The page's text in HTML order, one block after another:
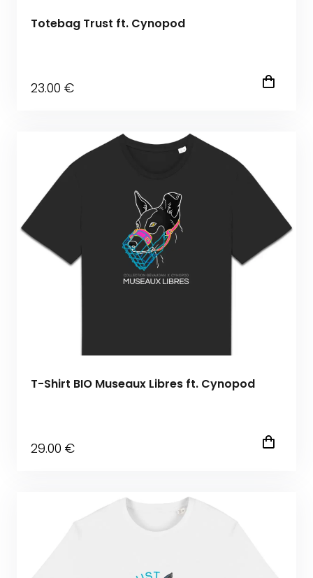
Totebag Trust ft. Cynopod
23.00 €
T-Shirt BIO Museaux Libres ft. Cynopod
29.00 €